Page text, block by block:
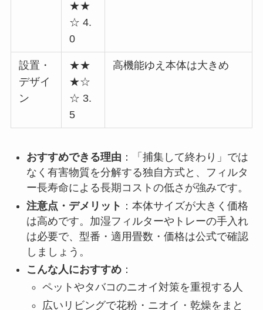
★★
☆ 4.
0
設置・
デザイ
ン
★★
★☆
☆ 3.
5
高機能ゆえ本体は大きめ
おすすめできる理由 ：「捕集して終わり」では
なく有害物質を分解する独自方式と、フィルタ
ー長寿命による長期コストの低さが強みです。
注意点・デメリット ：本体サイズが大きく価格
は高めです。加湿フィルターやトレーの手入れ
は必要で、型番・適用畳数・価格は公式で確認
しましょう。
こんな人におすすめ：
ペットやタバコのニオイ対策を重視する人
広いリビングで花粉・ニオイ・乾燥をまと